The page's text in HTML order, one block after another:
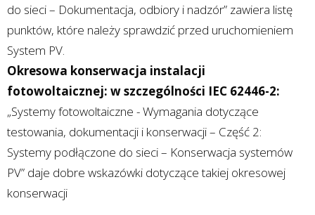
do sieci – Dokumentacja, odbiory i nadzór” zawiera listę
punktów, które należy sprawdzić przed uruchomieniem
System PV.
Okresowa konserwacja instalacji
fotowoltaicznej: w szczególności IEC 62446-2:
„Systemy fotowoltaiczne - Wymagania dotyczące
testowania, dokumentacji i konserwacji – Część 2:
Systemy podłączone do sieci – Konserwacja systemów
PV” daje dobre wskazówki dotyczące takiej okresowej
konserwacji